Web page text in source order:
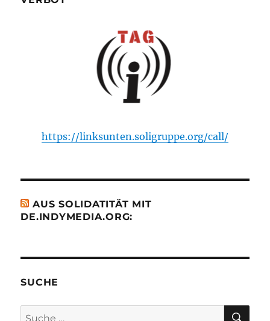
https://linksunten.soligruppe.org/call/
AUS SOLIDATITÄT MIT
DE.INDYMEDIA.ORG:
SUCHE
Suche